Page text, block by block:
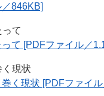
846KB]
て
て [PDFファイル／
現状
く現状 [PDFファイ